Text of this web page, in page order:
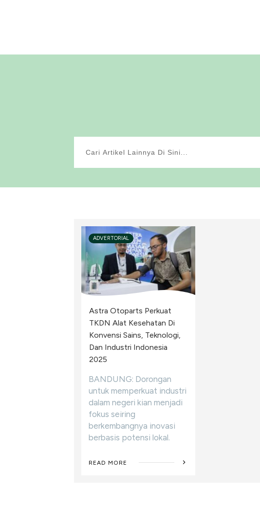
ADVERTORIAL
Astra Otoparts Perkuat
TKDN Alat Kesehatan Di
Konvensi Sains, Teknologi,
Dan Industri Indonesia
2025
BANDUNG: Dorongan
untuk memperkuat industri
dalam negeri kian menjadi
fokus seiring
berkembangnya inovasi
berbasis potensi lokal.
READ MORE